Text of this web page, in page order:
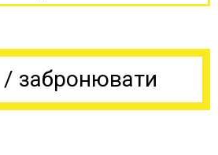
/ забронювати